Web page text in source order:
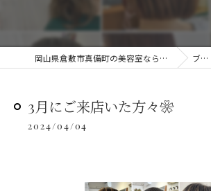
岡山県倉敷市真備町の美容室ならami hair design ブログ
3月にご来店いた方々❀
2024/04/04